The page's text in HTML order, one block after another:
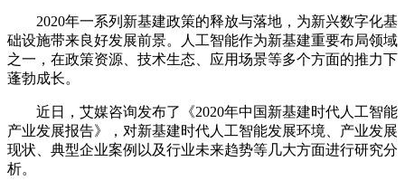
2020年一系列新基建政策的释放与落地，为新兴数字化基
础设施带来良好发展前景。人工智能作为新基建重要布局领域
之一，在政策资源、技术生态、应用场景等多个方面的推力下
蓬勃成长。
近日，艾媒咨询发布了《2020年中国新基建时代人工智能
产业发展报告》，对新基建时代人工智能发展环境、产业发展
现状、典型企业案例以及行业未来趋势等几大方面进行研究分
析。